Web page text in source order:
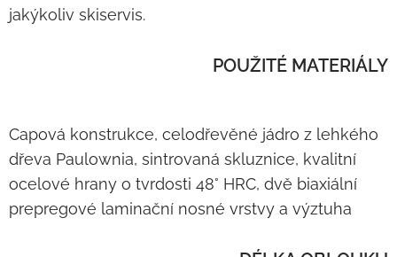
jakýkoliv skiservis.
POUŽITÉ MATERIÁLY
Capová konstrukce, celodřevěné jádro z lehkého
dřeva Paulownia, sintrovaná skluznice, kvalitní
ocelové hrany o tvrdosti 48° HRC, dvě biaxiální
prepregové laminační nosné vrstvy a výztuha